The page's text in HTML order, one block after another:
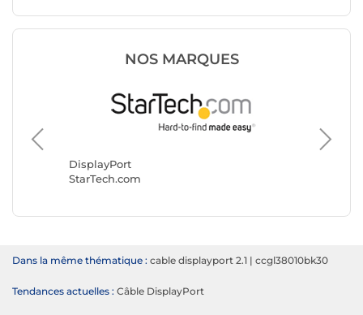
NOS MARQUES
DisplayPort
StarTech.com
Goobay
Dans la même thématique : cable displayport 2.1 | ccgl38010bk30
Tendances actuelles : Câble DisplayPort